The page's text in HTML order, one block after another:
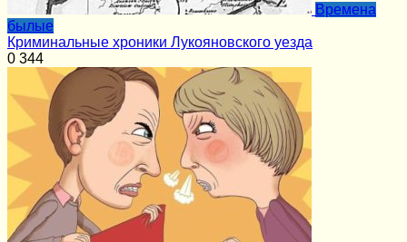
Времена
былые
Криминальные хроники Лукояновского уезда
0 344